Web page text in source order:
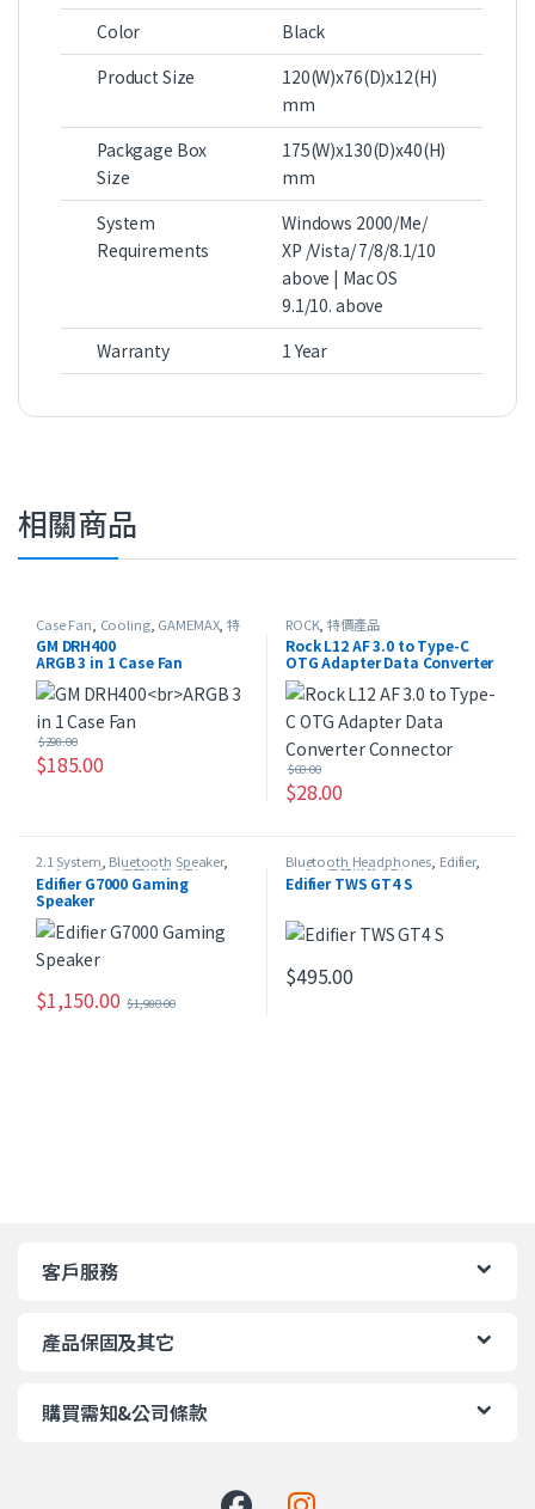
Color
Black
Product Size
120(W)x76(D)x12(H)
mm
Packgage Box
Size
175(W)x130(D)x40(H)
mm
System
Requirements
Windows 2000/Me/
XP /Vista/ 7/8/8.1/10
above | Mac OS
9.1/10. above
Warranty
1 Year
相關商品
Case Fan Cooling, GAMEMAX,特
價產品
GM DRH400
ARGB 3 in 1 Case Fan
$185.00
$298.00
ROCK,特價產品
Rock L12 AF 3.0 to Type-C
OTG Adapter Data Converter
Connector
$28.00
$60.00
2.1 System, Bluetooth Speaker,
Edifier Edifier 電競遊戲系列 USB
Speaker,特價產品
Edifier G7000 Gaming
Speaker
$1,150.00 $1,980.00
Bluetooth Headphones, Edifier,
Edifier 電競遊戲系列,HeadSet In-
Ear Headphones,特價產品
Edifier TWS GT4 S
$495.00
客戶服務
產品保固及其它
購買需知&公司條款